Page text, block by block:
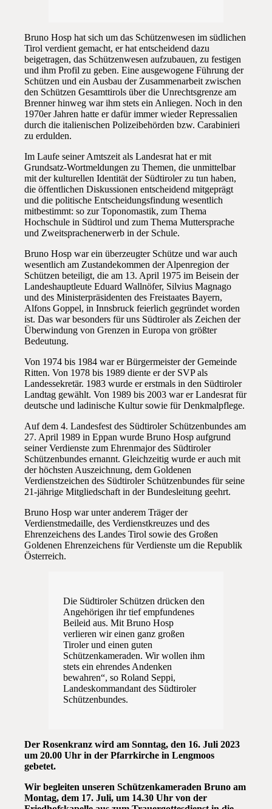
Bruno Hosp hat sich um das Schützenwesen im südlichen
Tirol verdient gemacht, er hat entscheidend dazu
beigetragen, das Schützenwesen aufzubauen, zu festigen
und ihm Profil zu geben. Eine ausgewogene Führung der
Schützen und ein Ausbau der Zusammenarbeit zwischen
den Schützen Gesamttirols über die Unrechtsgrenze am
Brenner hinweg war ihm stets ein Anliegen. Noch in den
1970er Jahren hatte er dafür immer wieder Repressalien
durch die italienischen Polizeibehörden bzw. Carabinieri
zu erdulden.
Im Laufe seiner Amtszeit als Landesrat hat er mit
Grundsatz-Wortmeldungen zu Themen, die unmittelbar
mit der kulturellen Identität der Südtiroler zu tun haben,
die öffentlichen Diskussionen entscheidend mitgeprägt
und die politische Entscheidungsfindung wesentlich
mitbestimmt: so zur Toponomastik, zum Thema
Hochschule in Südtirol und zum Thema Muttersprache
und Zweitsprachenerwerb in der Schule.
Bruno Hosp war ein überzeugter Schütze und war auch
wesentlich am Zustandekommen der Alpenregion der
Schützen beteiligt, die am 13. April 1975 im Beisein der
Landeshauptleute Eduard Wallnöfer, Silvius Magnago
und des Ministerpräsidenten des Freistaates Bayern,
Alfons Goppel, in Innsbruck feierlich gegründet worden
ist. Das war besonders für uns Südtiroler als Zeichen der
Überwindung von Grenzen in Europa von größter
Bedeutung.
Von 1974 bis 1984 war er Bürgermeister der Gemeinde
Ritten. Von 1978 bis 1989 diente er der SVP als
Landessekretär. 1983 wurde er erstmals in den Südtiroler
Landtag gewählt. Von 1989 bis 2003 war er Landesrat für
deutsche und ladinische Kultur sowie für Denkmalpflege.
Auf dem 4. Landesfest des Südtiroler Schützenbundes am
27. April 1989 in Eppan wurde Bruno Hosp aufgrund
seiner Verdienste zum Ehrenmajor des Südtiroler
Schützenbundes ernannt. Gleichzeitig wurde er auch mit
der höchsten Auszeichnung, dem Goldenen
Verdienstzeichen des Südtiroler Schützenbundes für seine
21-jährige Mitgliedschaft in der Bundesleitung geehrt.
Bruno Hosp war unter anderem Träger der
Verdienstmedaille, des Verdienstkreuzes und des
Ehrenzeichens des Landes Tirol sowie des Großen
Goldenen Ehrenzeichens für Verdienste um die Republik
Österreich.
Die Südtiroler Schützen drücken den
Angehörigen ihr tief empfundenes
Beileid aus. Mit Bruno Hosp
verlieren wir einen ganz großen
Tiroler und einen guten
Schützenkameraden. Wir wollen ihm
stets ein ehrendes Andenken
bewahren“, so Roland Seppi,
Landeskommandant des Südtiroler
Schützenbundes.
Der Rosenkranz wird am Sonntag, den 16. Juli 2023
um 20.00 Uhr in der Pfarrkirche in Lengmoos
gebetet.
Wir begleiten unseren Schützenkameraden Bruno am
Montag, dem 17. Juli, um 14.30 Uhr von der